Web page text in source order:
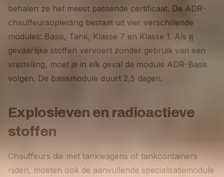
behalen ze het meest passende certificaat. De ADR-
chauffeursopleiding bestaat uit vier verschillende
modules: Basis, Tank, Klasse 7 en Klasse 1. Als jij
gevaarlijke stoffen vervoert zonder gebruik van een
vrijstelling, moet je in elk geval de module ADR-Basis
volgen. De basismodule duurt 2,5 dagen.
Explosieven en radioactieve
stoffen
Chauffeurs die met tankwagens of tankcontainers
rijden, moeten ook de aanvullende specialisatiemodule